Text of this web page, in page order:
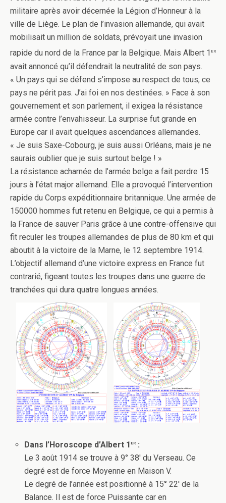
militaire après avoir décernée la Légion d’Honneur à la
ville de Liège. Le plan de l’invasion allemande, qui avait
mobilisait un million de soldats, prévoyait une invasion
rapide du nord de la France par la Belgique. Mais Albert 1 er
avait annoncé qu’il défendrait la neutralité de son pays.
« Un pays qui se défend s’impose au respect de tous, ce
pays ne périt pas. J’ai foi en nos destinées. » Face à son
gouvernement et son parlement, il exigea la résistance
armée contre l’envahisseur. La surprise fut grande en
Europe car il avait quelques ascendances allemandes.
« Je suis Saxe-Cobourg, je suis aussi Orléans, mais je ne
saurais oublier que je suis surtout belge ! »
La résistance acharnée de l’armée belge a fait perdre 15
jours à l’état major allemand. Elle a provoqué l’intervention
rapide du Corps expéditionnaire britannique. Une armée de
150000 hommes fut retenu en Belgique, ce qui a permis à
la France de sauver Paris grâce à une contre-offensive qui
fit reculer les troupes allemandes de plus de 80 km et qui
aboutit à la victoire de la Marne, le 12 septembre 1914.
L’objectif allemand d’une victoire express en France fut
contrarié, figeant toutes les troupes dans une guerre de
tranchées qui dura quatre longues années.
Dans l’Horoscope d’Albert 1er :
Le 3 août 1914 se trouve à 9° 38′ du Verseau. Ce
degré est de force Moyenne en Maison V.
Le degré de l’année est positionné à 15° 22′ de la
Balance. Il est de force Puissante car en